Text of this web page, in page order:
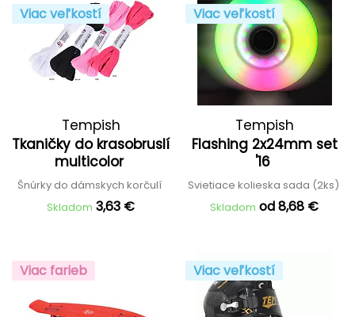
Viac veľkostí
Tempish
Tkaničky do krasobruslí
multicolor
Šnúrky do dámskych korčulí
Skladom 3,63 €
Viac veľkostí
Tempish
Flashing 2x24mm set
'16
Svietiace kolieska sada (2ks)
Skladom od 8,68 €
Viac farieb Viac veľkostí